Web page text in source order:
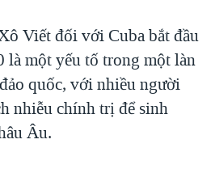
Viết đối với Cuba bắt đầu
là một yếu tố trong một làn
quốc, với nhiều người
nhiễu chính trị để sinh
Âu.